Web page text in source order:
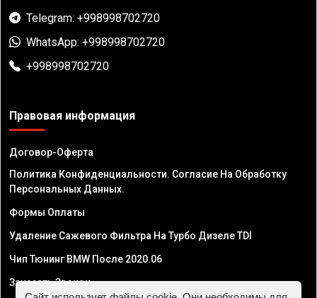
Telegram: +998998702720
WhatsApp: +998998702720
+998998702720
Правовая информация
Договор-Оферта
Политика Конфиденциальности. Согласие На Обработку
Персональных Данных.
Формы Оплаты
Удаление Сажевого Фильтра На Турбо Дизеле TDI
Чип Тюнинг BMW После 2020.06
Заказать Звонок